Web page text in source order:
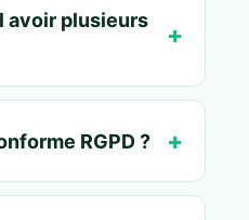
avoir plusieurs
RGPD ?